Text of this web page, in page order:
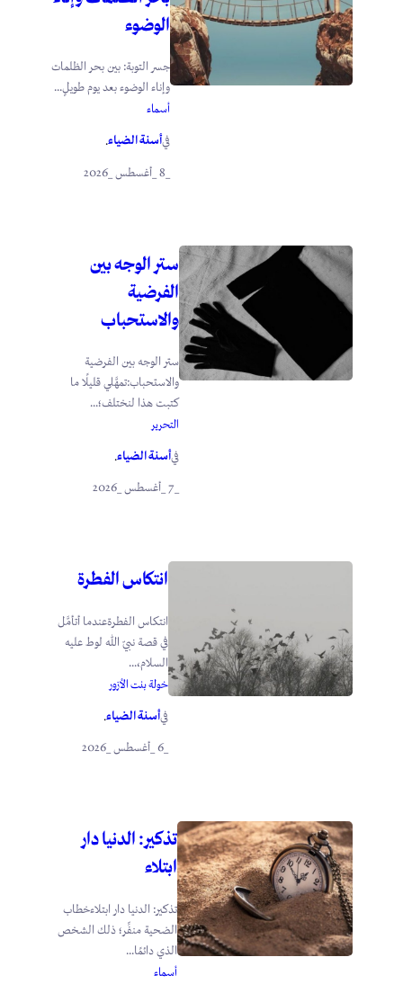
الوضوء
جسر التوبة: بين بحر الظلمات
وإناء الوضوء بعد يوم طويلٍ...
أسماء
فيأسنة الضياء.
ستر الوجه بين
الفرضية
والاستحباب
ستر الوجه بين الفرضية
والاستحباب:تمهَّلي قليلًا ما
كتبت هذا لنختلف؛...
التحرير
فيأسنة الضياء.
انتكاس الفطرة
انتكاس الفطرةعندما أتأمَّل
في قصة نبيّ الله لوط عليه
السلام،...
خولة بنت الأزور
فيأسنة الضياء.
تذكير: الدنيا دار
ابتلاء
تذكير: الدنيا دار ابتلاءخطاب
الضحية منفِّر؛ ذلك الشخص
الذي دائمًا...
أسماء